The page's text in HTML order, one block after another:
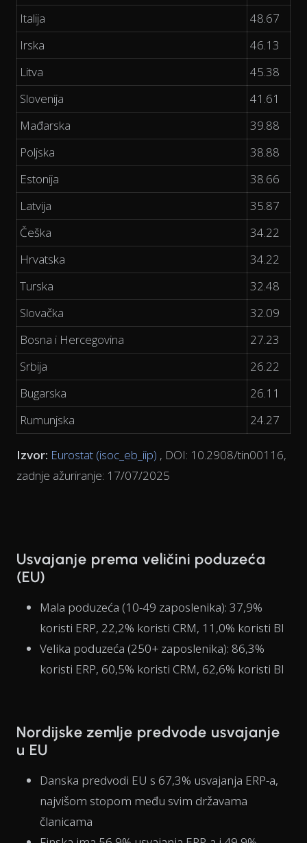
Italija
48.67
Irska
46.13
Litva
45.38
Slovenija
41.61
Mađarska
39.88
Poljska
38.88
Estonija
38.66
Latvija
35.87
Češka
34.22
Hrvatska
34.22
Turska
32.48
Slovačka
32.09
Bosna i Hercegovina
27.23
Srbija
26.22
Bugarska
26.11
Rumunjska
24.27
Izvor: Eurostat (isoc_eb_iip) , DOI: 10.2908/tin00116,
zadnje ažuriranje: 17/07/2025
Usvajanje prema veličini poduzeća
(EU)
Mala poduzeća (10-49 zaposlenika): 37,9%
koristi ERP, 22,2% koristi CRM, 11,0% koristi BI
Velika poduzeća (250+ zaposlenika): 86,3%
koristi ERP, 60,5% koristi CRM, 62,6% koristi BI
Nordijske zemlje predvode usvajanje
u EU
Danska predvodi EU s 67,3% usvajanja ERP-a,
najvišom stopom među svim državama
članicama